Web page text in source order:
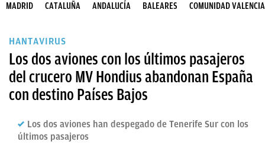
MADRID CATALUÑA ANDALUCÍA BALEARES COMUNIDAD
HANTAVIRUS
Los dos aviones con los últimos pasajeros
del crucero MV Hondius abandonan España
con destino Países Bajos
Los dos aviones han despegado de Tenerife Sur con los
últimos pasajeros